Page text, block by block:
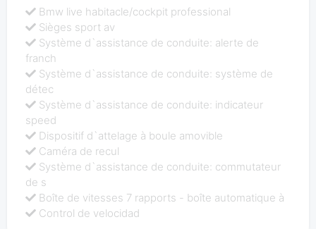
Bmw live habitacle/cockpit professional
Sièges sport av
Système d`assistance de conduite: alerte de
franch
Système d`assistance de conduite: système de
détec
Système d`assistance de conduite: indicateur
speed
Dispositif d`attelage à boule amovible
Caméra de recul
Système d`assistance de conduite: commutateur
de s
Boîte de vitesses 7 rapports - boîte automatique à
Control de velocidad